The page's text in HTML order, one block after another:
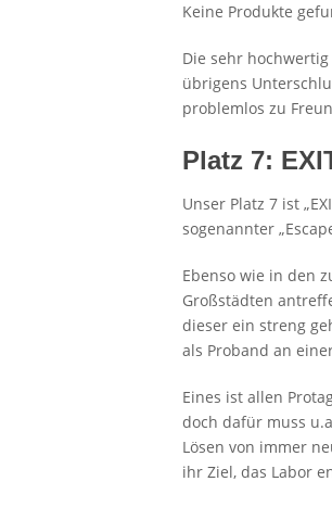
Keine Produkte
Die sehr
übrigens
problemlos zu
Platz 7:
Unser Platz 7 ist
sogenannter
Ebenso wie in den
Großstädten
dieser ein streng
als Proband an
Eines ist allen
doch dafür muss
Lösen von immer
ihr Ziel, das Labor